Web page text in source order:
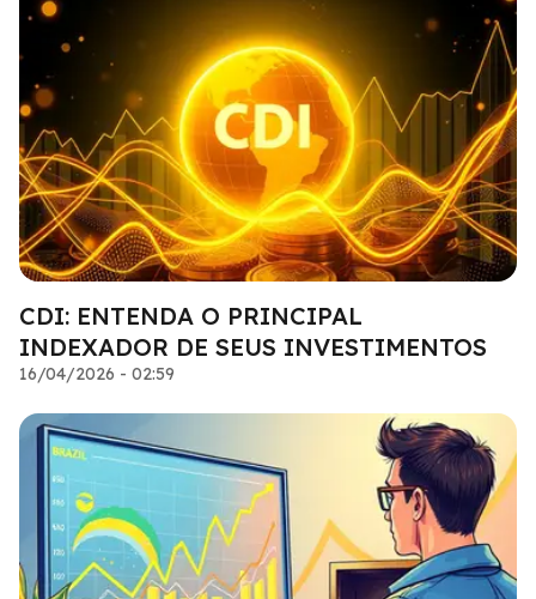
CDI: ENTENDA O PRINCIPAL
INDEXADOR DE SEUS INVESTIMENTOS
16/04/2026 - 02:59